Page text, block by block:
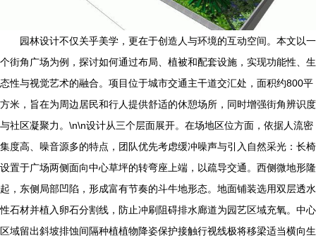
园林设计不仅关乎美学，更在于创造人与环境的互动空间。本文以一
个街角广场为例，探讨如何通过布局、植被和配套设施，实现功能性、生
态性与视觉艺术的融合。项目位于城市交通主干道交汇处，面积约800平
方米，旨在为周边居民和行人提供舒适的休憩场所，同时增强街角辨识度
与社区凝聚力。\n\n设计从三个层面展开。在场地区位方面，依据人流密
集度高、噪音源多的特点，团队优先考虑缓冲噪声与引入自然采光：长椅
设置于广场两侧面向中心草坪的转弯座上端，以疏导交通。西侧微地形隆
起，东侧局部凹陷，形成富有节奏的斗牛地形态。地面铺装选用双层透水
性石材并植入卵石分割线，防止冲刷阻碍排水廊道为园艺区域充氧。中心
区域留出斜坡排蚀间隔种植植物降姿保护接触行视线极将移梁适当横向生